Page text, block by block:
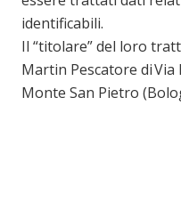
identificabili.
Il “titolare” del loro
Martin Pescatore di Via
Monte San Pietro